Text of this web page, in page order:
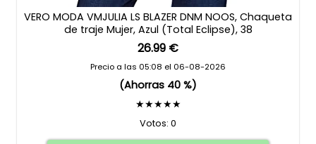
VERO MODA VMJULIA LS BLAZER DNM NOOS, Chaqueta
de traje Mujer, Azul (Total Eclipse), 38
26.99 €
Precio a las 05:08 el 06-08-2026
(Ahorras 40 %)
★★★★★
Votos: 0